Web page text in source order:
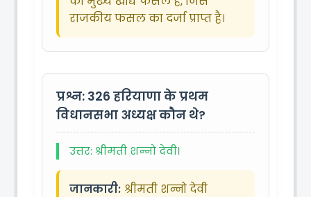
राजकीय फसल का दर्जा प्राप्त है।
प्रश्न: 326 हरियाणा के प्रथम
विधानसभा अध्यक्ष कौन थे?
उत्तर: श्रीमती शन्नो देवी।
जानकारी: श्रीमती शन्नो देवी